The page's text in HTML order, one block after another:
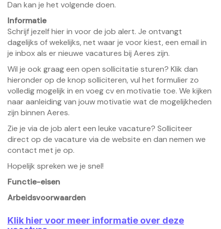
Dan kan je het volgende doen.
Informatie
Schrijf jezelfhierin voor de job alert. Je ontvangt
dagelijks of wekelijks, net waar je voor kiest, een email in
je inbox als er nieuwe vacatures bij Aeres zijn.
Wil je ook graag een open sollicitatie sturen? Klik dan
hieronder op de knop solliciteren, vul het formulier zo
volledig mogelijk in en voeg cv en motivatie toe. We kijken
naar aanleiding van jouw motivatie wat de mogelijkheden
zijn binnen Aeres.
Zie je via de job alert een leuke vacature? Solliciteer
direct op de vacature via de website en dan nemen we
contact met je op.
Hopelijk spreken we je snel!
Functie-eisen
Arbeidsvoorwaarden
Klik hier voor meer informatie over deze